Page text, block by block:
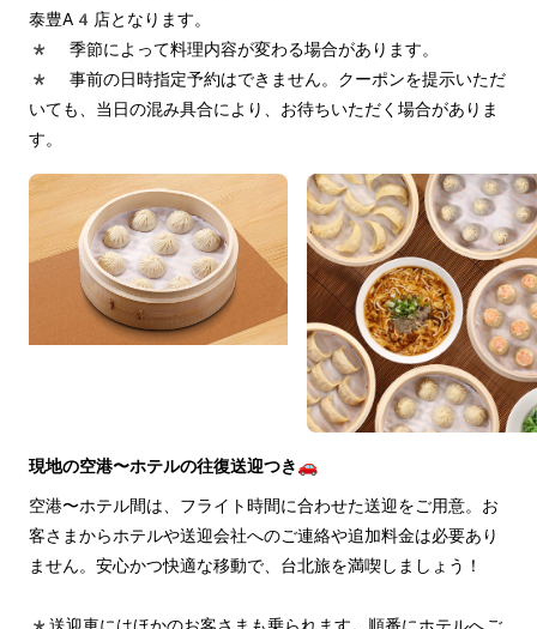
泰豊A4店となります。
* 季節によって料理内容が変わる場合があります。
* 事前の日時指定予約はできません。クーポンを提示いただ
いても、当日の混み具合により、お待ちいただく場合がありま
す。
現地の空港〜ホテルの往復送迎つき🚗
空港〜ホテル間は、フライト時間に合わせた送迎をご用意。お
客さまからホテルや送迎会社へのご連絡や追加料金は必要あり
ません。安心かつ快適な移動で、台北旅を満喫しましょう！
*送迎車にはほかのお客さまも乗られます。順番にホテルへご